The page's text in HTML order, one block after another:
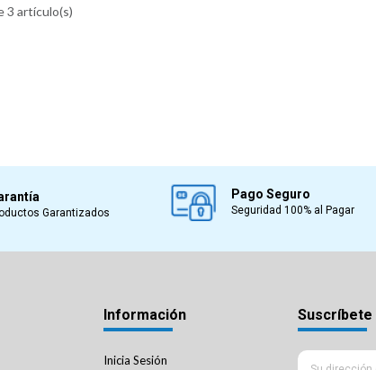
3 artículo(s)
Garantizados
Pago Seguro
Seguridad 100% al Pagar
Información
Inicia Sesión